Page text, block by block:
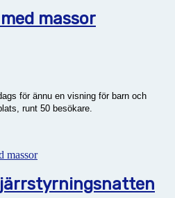
massor
för ännu en visning för barn och
runt 50 besökare.
massor